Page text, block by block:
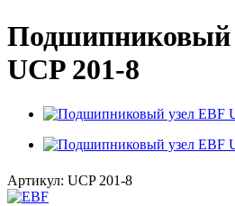
Подшипниковый
UCP 201-8
Артикул: UCP 201-8